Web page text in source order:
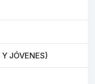
JÓVENES)